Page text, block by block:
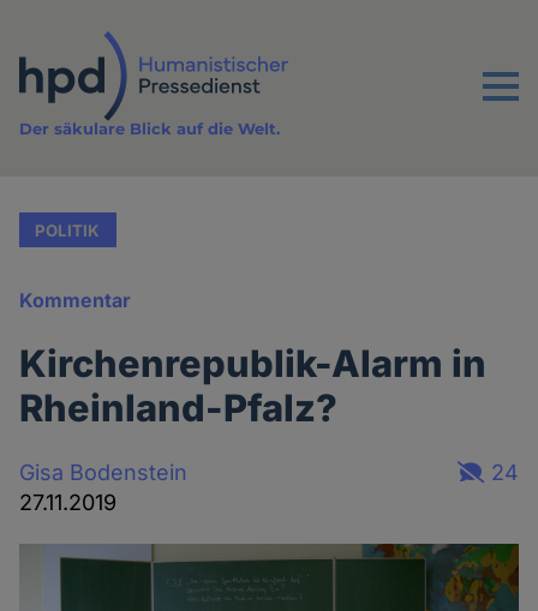
Inhalt
Menu
Der säkulare Blick auf die Welt.
POLITIK
Kommentar
Kirchenrepublik-Alarm in
Rheinland-Pfalz?
Gisa Bodenstein
27.11.2019
24